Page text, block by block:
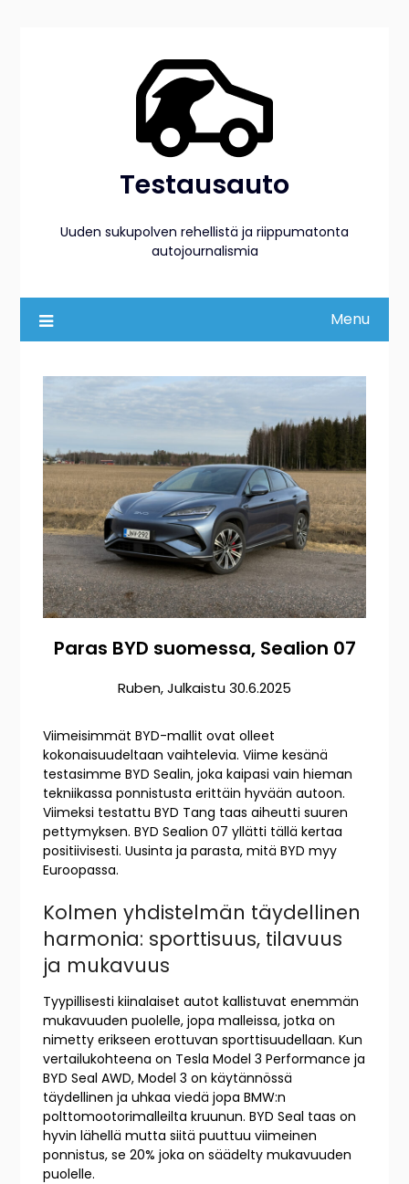
Testausauto
Uuden sukupolven rehellistä ja riippumatonta
autojournalismia
Menu
Paras BYD suomessa, Sealion 07
Ruben,Julkaistu30.6.2025
Viimeisimmät BYD-mallit ovat olleet
kokonaisuudeltaan vaihtelevia. Viime kesänä
testasimme BYD Sealin, joka kaipasi vain hieman
tekniikassa ponnistusta erittäin hyvään autoon.
Viimeksi testattu BYD Tang taas aiheutti suuren
pettymyksen. BYD Sealion 07 yllätti tällä kertaa
positiivisesti. Uusinta ja parasta, mitä BYD myy
Euroopassa.
Kolmen yhdistelmän täydellinen
harmonia: sporttisuus, tilavuus
ja mukavuus
Tyypillisesti kiinalaiset autot kallistuvat enemmän
mukavuuden puolelle, jopa malleissa, jotka on
nimetty erikseen erottuvan sporttisuudellaan. Kun
vertailukohteena on Tesla Model 3 Performance ja
BYD Seal AWD, Model 3 on käytännössä
täydellinen ja uhkaa viedä jopa BMW:n
polttomootorimalleilta kruunun. BYD Seal taas on
hyvin lähellä mutta siitä puuttuu viimeinen
ponnistus, se 20% joka on säädelty mukavuuden
puolelle.